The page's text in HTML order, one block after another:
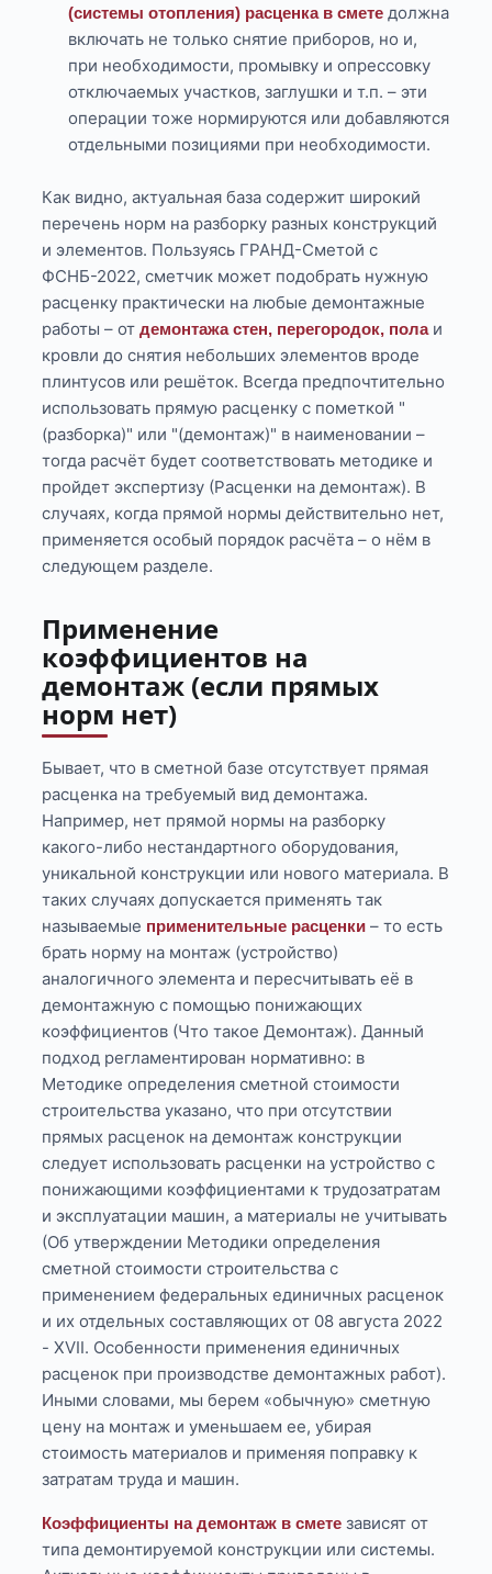
(системы отопления) расценка в смете должна
включать не только снятие приборов, но и,
при необходимости, промывку и опрессовку
отключаемых участков, заглушки и т.п. – эти
операции тоже нормируются или добавляются
отдельными позициями при необходимости.
Как видно, актуальная база содержит широкий
перечень норм на разборку разных конструкций
и элементов. Пользуясь ГРАНД-Сметой с
ФСНБ-2022, сметчик может подобрать нужную
расценку практически на любые демонтажные
работы – отдемонтажа стен, перегородок, полаи
кровли до снятия небольших элементов вроде
плинтусов или решёток. Всегда предпочтительно
использовать прямую расценку с пометкой "
(разборка)" или "(демонтаж)" в наименовании –
тогда расчёт будет соответствовать методике и
пройдет экспертизу (Расценки на демонтаж). В
случаях, когда прямой нормы действительно нет,
применяется особый порядок расчёта – о нём в
следующем разделе.
Применение
коэффициентов на
демонтаж (если прямых
норм нет)
Бывает, что в сметной базе отсутствует прямая
расценка на требуемый вид демонтажа.
Например, нет прямой нормы на разборку
какого-либо нестандартного оборудования,
уникальной конструкции или нового материала. В
таких случаях допускается применять так
называемые применительные расценки – то есть
брать норму на монтаж (устройство)
аналогичного элемента и пересчитывать её в
демонтажную с помощью понижающих
коэффициентов (Что такое Демонтаж). Данный
подход регламентирован нормативно: в
Методике определения сметной стоимости
строительства указано, что при отсутствии
прямых расценок на демонтаж конструкции
следует использовать расценки на устройство с
понижающими коэффициентами к трудозатратам
и эксплуатации машин, а материалы не учитывать
(Об утверждении Методики определения
сметной стоимости строительства с
применением федеральных единичных расценок
и их отдельных составляющих от 08 августа 2022
- XVII. Особенности применения единичных
расценок при производстве демонтажных работ).
Иными словами, мы берем «обычную» сметную
цену на монтаж и уменьшаем ее, убирая
стоимость материалов и применяя поправку к
затратам труда и машин.
Коэффициенты на демонтаж в смете зависят от
типа демонтируемой конструкции или системы.